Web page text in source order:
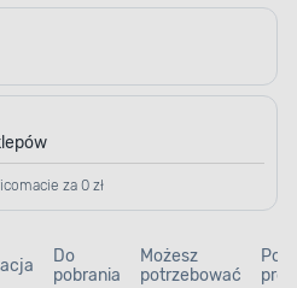
za 0 zł
Do
pobrania
Możesz
potrzebować